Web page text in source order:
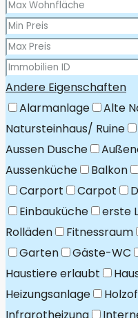
Andere Eigenschaften
Alarmanlage
Alte
Natursteinhaus/ Ruine
Aussen Dusche
Aussenküche
Balkon
Carport
Carpot
Einbauküche
erste
Rolläden
Fitnessraum
Garten
Gäste-WC
Haustiere erlaubt
Heizungsanlage